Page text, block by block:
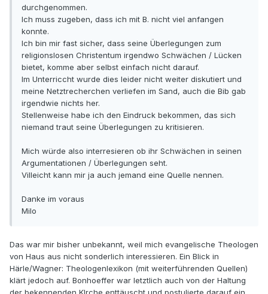
durchgenommen.
Ich muss zugeben, dass ich mit B. nicht viel anfangen
konnte.
Ich bin mir fast sicher, dass seine Überlegungen zum
religionslosen Christentum irgendwo Schwächen / Lücken
bietet, komme aber selbst einfach nicht darauf.
Im Unterriccht wurde dies leider nicht weiter diskutiert und
meine Netztrecherchen verliefen im Sand, auch die Bib gab
irgendwie nichts her.
Stellenweise habe ich den Eindruck bekommen, das sich
niemand traut seine Überlegungen zu kritisieren.
Mich würde also interresieren ob ihr Schwächen in seinen
Argumentationen / Überlegungen seht.
Villeicht kann mir ja auch jemand eine Quelle nennen.
Danke im voraus
Milo
Das war mir bisher unbekannt, weil mich evangelische Theologen
von Haus aus nicht sonderlich interessieren. Ein Blick in
Härle/Wagner: Theologenlexikon (mit weiterführenden Quellen)
klärt jedoch auf. Bonhoeffer war letztlich auch von der Haltung